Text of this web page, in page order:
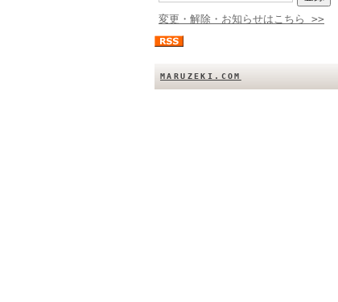
変更・解除・お知らせはこちら >>
MARUZEKI.COM